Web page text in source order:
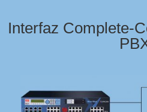
Interfaz Complete-